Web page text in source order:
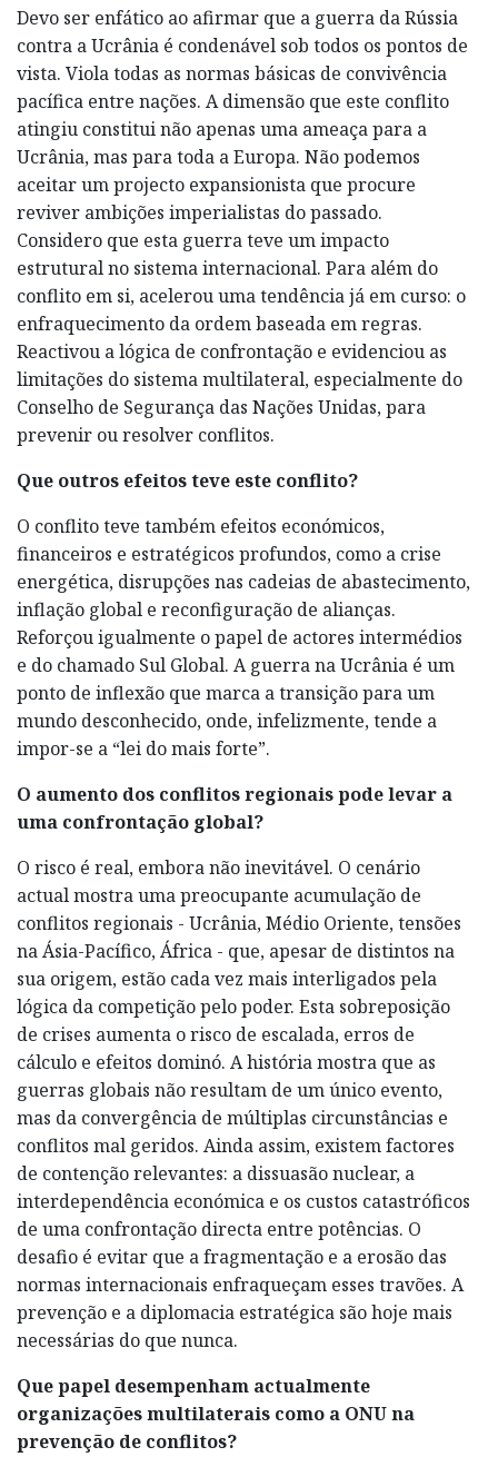
Devo ser enfático ao afirmar que a guerra da Rússia
contra a Ucrânia é condenável sob todos os pontos de
vista. Viola todas as normas básicas de convivência
pacífica entre nações. A dimensão que este conflito
atingiu constitui não apenas uma ameaça para a
Ucrânia, mas para toda a Europa. Não podemos
aceitar um projecto expansionista que procure
reviver ambições imperialistas do passado.
Considero que esta guerra teve um impacto
estrutural no sistema internacional. Para além do
conflito em si, acelerou uma tendência já em curso: o
enfraquecimento da ordem baseada em regras.
Reactivou a lógica de confrontação e evidenciou as
limitações do sistema multilateral, especialmente do
Conselho de Segurança das Nações Unidas, para
prevenir ou resolver conflitos.
Que outros efeitos teve este conflito?
O conflito teve também efeitos económicos,
financeiros e estratégicos profundos, como a crise
energética, disrupções nas cadeias de abastecimento,
inflação global e reconfiguração de alianças.
Reforçou igualmente o papel de actores intermédios
e do chamado Sul Global. A guerra na Ucrânia é um
ponto de inflexão que marca a transição para um
mundo desconhecido, onde, infelizmente, tende a
impor-se a “lei do mais forte”.
O aumento dos conflitos regionais pode levar a
uma confrontação global?
O risco é real, embora não inevitável. O cenário
actual mostra uma preocupante acumulação de
conflitos regionais - Ucrânia, Médio Oriente, tensões
na Ásia-Pacífico, África - que, apesar de distintos na
sua origem, estão cada vez mais interligados pela
lógica da competição pelo poder. Esta sobreposição
de crises aumenta o risco de escalada, erros de
cálculo e efeitos dominó. A história mostra que as
guerras globais não resultam de um único evento,
mas da convergência de múltiplas circunstâncias e
conflitos mal geridos. Ainda assim, existem factores
de contenção relevantes: a dissuasão nuclear, a
interdependência económica e os custos catastróficos
de uma confrontação directa entre potências. O
desafio é evitar que a fragmentação e a erosão das
normas internacionais enfraqueçam esses travões. A
prevenção e a diplomacia estratégica são hoje mais
necessárias do que nunca.
Que papel desempenham actualmente
organizações multilaterais como a ONU na
prevenção de conflitos?